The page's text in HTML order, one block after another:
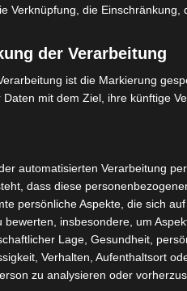
großgeworden.
voller gemeinsamer
zu erleben.
Freund, ein alter
Verknüpfung, die Einschränkung,
der Verarbeitung
ist die Markierung
mit dem Ziel, ihre künftige
automatisierten Verarbeitung
dass diese
persönliche Aspekte, die sich
bewerten, insbesondere, um
Lage, Gesundheit,
Verhalten, Aufenthaltsort
zu analysieren oder